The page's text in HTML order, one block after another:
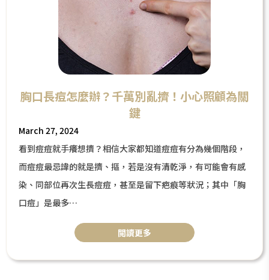
胸口長痘怎麼辦？千萬別亂擠！小心照顧為關
鍵
March 27, 2024
看到痘痘就手癢想擠？相信大家都知道痘痘有分為幾個階段，
而痘痘最忌諱的就是擠、摳，若是沒有清乾淨，有可能會有感
染、同部位再次生長痘痘，甚至是留下疤痕等狀況；其中「胸
口痘」是最多
女性會莫名冒出的部位，原因可能是
肝臟、腸道出了一些狀況，嚴重點可能是「乳癌」的警訊，因
閲讀更多